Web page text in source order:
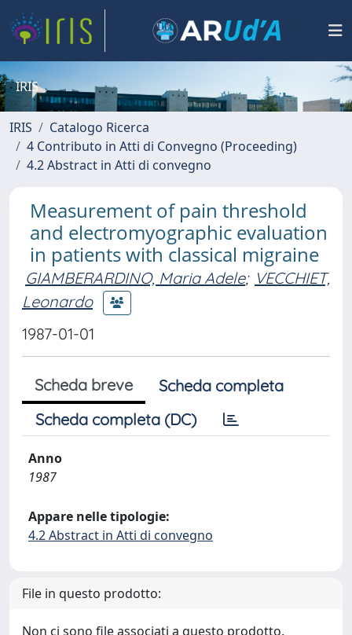
IRIS
IRIS
Catalogo Ricerca
4 Contributo in Atti di Convegno (Proceeding)
4.2 Abstract in Atti di convegno
Measurement of pain threshold
and electromyographic evaluation
in patients with classical migraine
GIAMBERARDINO, Maria Adele; VECCHIET,
Leonardo
1987-01-01
Scheda breve
Scheda completa
Scheda completa (DC)
Anno
1987
Appare nelle tipologie:
4.2 Abstract in Atti di convegno
File in questo prodotto:
Non ci sono file associati a questo prodotto.